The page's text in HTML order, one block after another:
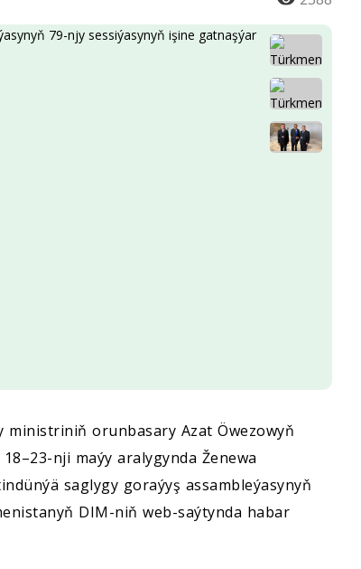
ministriniň orunbasary Azat Öwezowyň
nji maýy aralygynda Ženewa
saglygy goraýyş assambleýasynyň
DIM-niň web-saýtynda habar